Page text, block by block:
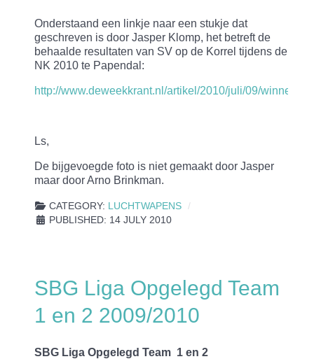
Onderstaand een linkje naar een stukje dat
geschreven is door Jasper Klomp, het betreft de
behaalde resultaten van SV op de Korrel tijdens de
NK 2010 te Papendal:
http://www.deweekkrant.nl/artikel/2010/juli/09/
Ls,
De bijgevoegde foto is niet gemaakt door Jasper
maar door Arno Brinkman.
CATEGORY: LUCHTWAPENS
PUBLISHED: 14 JULY 2010
SBG Liga Opgelegd Team
1 en 2 2009/2010
SBG Liga Opgelegd Team 1 en 2